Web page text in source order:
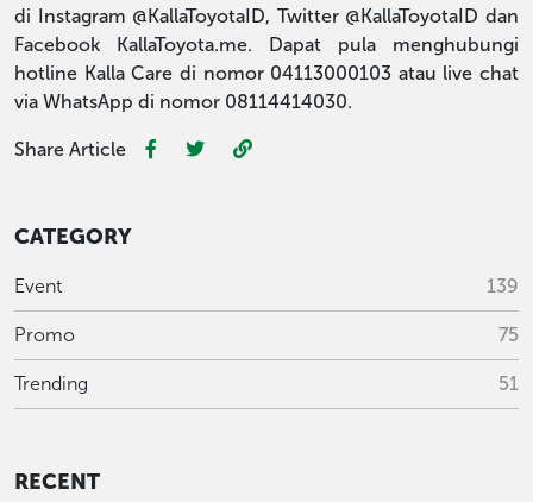
di Instagram @KallaToyotaID, Twitter @KallaToyotaID dan
Facebook KallaToyota.me. Dapat pula menghubungi
hotline Kalla Care di nomor 04113000103 atau live chat
via WhatsApp di nomor 08114414030.
Share Article
CATEGORY
Event 139
Promo 75
Trending 51
RECENT